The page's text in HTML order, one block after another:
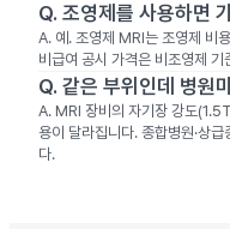
Q. 조영제를 사용하면
A. 예. 조영제 MRI는 조영제 비
비급여 공시 가격은 비조영제
Q. 같은 부위인데 병원
A. MRI 장비의 자기장 강도
용이 달라집니다. 종합병원·상
다.